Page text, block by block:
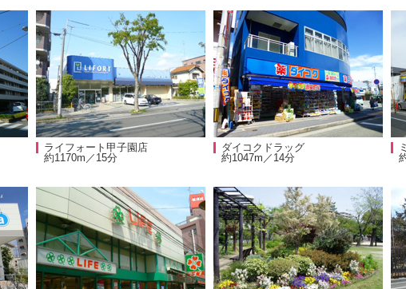
ライフォート甲子園店
約1170m／15分
ダイコクドラッグ
約1047m／14分